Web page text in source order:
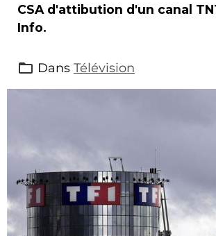
CSA d'attibution d'un canal
Info.
Dans Télévision